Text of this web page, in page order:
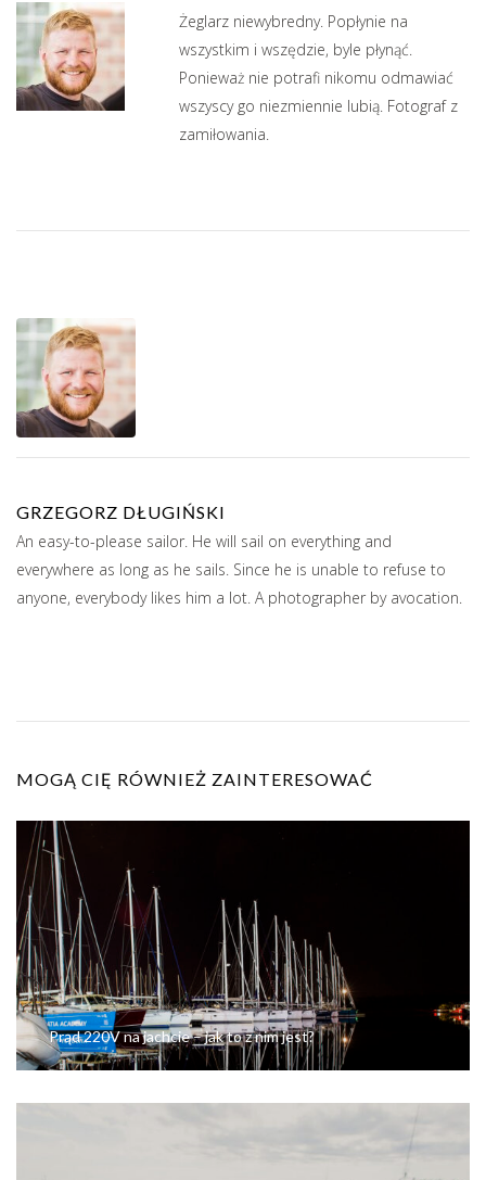
Żeglarz niewybredny. Popłynie na
wszystkim i wszędzie, byle płynąć.
Ponieważ nie potrafi nikomu odmawiać
wszyscy go niezmiennie lubią. Fotograf z
zamiłowania.
GRZEGORZ DŁUGIŃSKI
An easy-to-please sailor. He will sail on everything and
everywhere as long as he sails. Since he is unable to refuse to
anyone, everybody likes him a lot. A photographer by avocation.
MOGĄ CIĘ RÓWNIEŻ ZAINTERESOWAĆ
Prąd 220V na jachcie – jak to z nim jest?